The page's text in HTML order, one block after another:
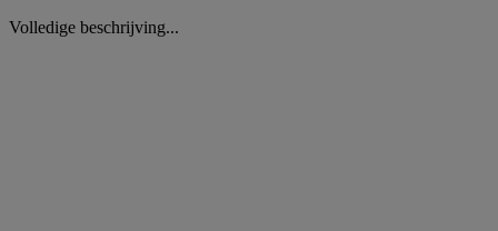
Volledige beschrijving...